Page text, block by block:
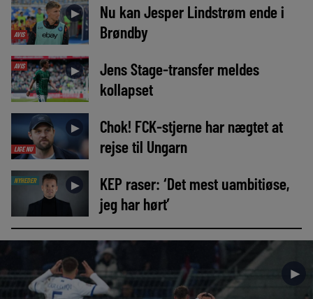
AVIS
►
Nu kan Jesper Lindstrøm ende i
Brøndby
AVIS ►
Jens Stage-transfer meldes
kollapset
LIGE NU
►
Chok! FCK-stjerne har nægtet at
rejse til Ungarn
NYHEDER ►
KEP raser: ‘Det mest uambitiøse,
jeg har hørt’
►